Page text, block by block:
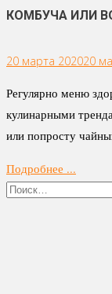
КОМБУЧА ИЛИ
20 марта 202020
Регулярно меню
кулинарными
или попросту
Подробнее ...
Найти: